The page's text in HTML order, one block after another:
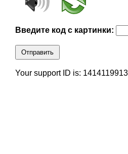
Введите код с картинки:
Отправить
Your support ID is: